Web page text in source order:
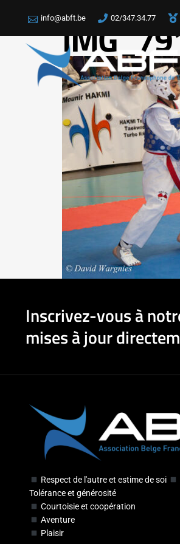
info@abft.be 02/347.34.77
Inscrivez-vous à
mises à jour
Respect de l'autre et estime de soi
Tolérance et générosité
Courtoisie et coopération
Aventure
Plaisir